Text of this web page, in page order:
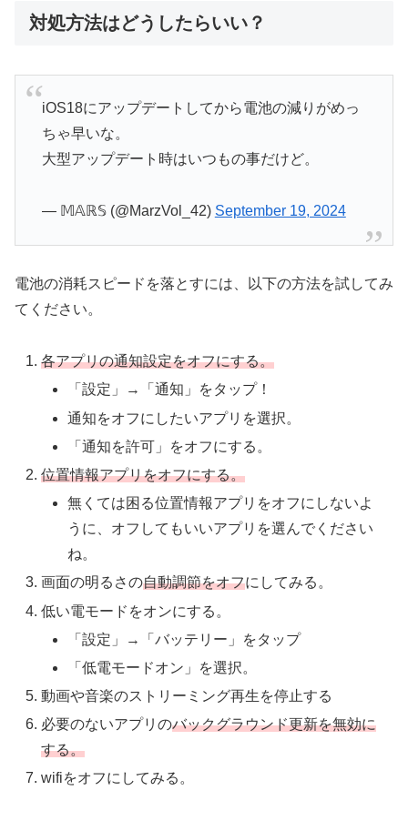
対処方法はどうしたらいい？
iOS18にアップデートしてから電池の減りがめっ
ちゃ早いな。
大型アップデート時はいつもの事だけど。
— 𝕄𝔸ℝ𝕊 (@MarzVol_42) September 19, 2024
電池の消耗スピードを落とすには、以下の方法を試してみ
てください。
各アプリの通知設定をオフにする。
「設定」→「通知」をタップ！
通知をオフにしたいアプリを選択。
「通知を許可」をオフにする。
位置情報アプリをオフにする。
無くては困る位置情報アプリをオフにしないよ
うに、オフしてもいいアプリを選んでください
ね。
画面の明るさの自動調節をオフにしてみる。
低い電モードをオンにする。
「設定」→「バッテリー」をタップ
「低電モードオン」を選択。
動画や音楽のストリーミング再生を停止する
必要のないアプリのバックグラウンド更新を無効に
する。
wifiをオフにしてみる。